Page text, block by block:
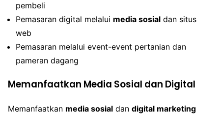
pembeli
Pemasaran digital melalui media sosial dan situs
web
Pemasaran melalui event-event pertanian dan
pameran dagang
Memanfaatkan Media Sosial dan Digital
Memanfaatkan media sosial dan digital marketing